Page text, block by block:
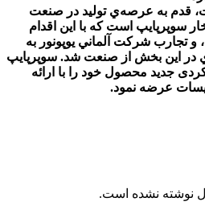
قدم به عرصه‌ي توليد در صنعت
سوپرپايپ است كه با اين اقدام
تجارب شركت آلماني يوپونور به
اين بخش از صنعت شد. سوپرپایپ
جدید محصول خود را با ارائه
عرضه نمود.
نوشته نشده است.